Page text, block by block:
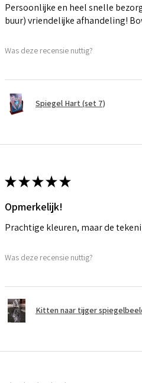
Persoonlijke en heel snelle
buur) vriendelijke afhandeling!
Was deze recensie nuttig?
Spiegel Hart (set 7)
★★★★★
Opmerkelijk!
Prachtige kleuren, maar de
Was deze recensie nuttig?
Kitten naar tijger